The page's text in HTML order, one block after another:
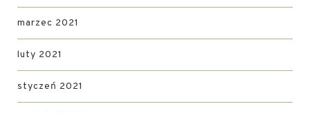
marzec 2021
luty 2021
styczeń 2021